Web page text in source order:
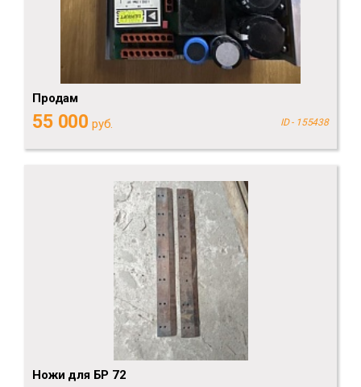
Продам
55 000 руб. ID - 155438
Ножи для БР 72